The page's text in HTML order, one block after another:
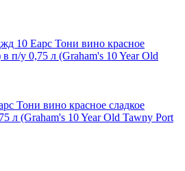
Тони вино красное сладкое
л (Graham's 10 Year Old Tawny Port